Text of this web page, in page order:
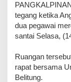
tegang ketika
dua pegawai
santai Selasa,
‎Ruangan
rapat bersama
Belitung.